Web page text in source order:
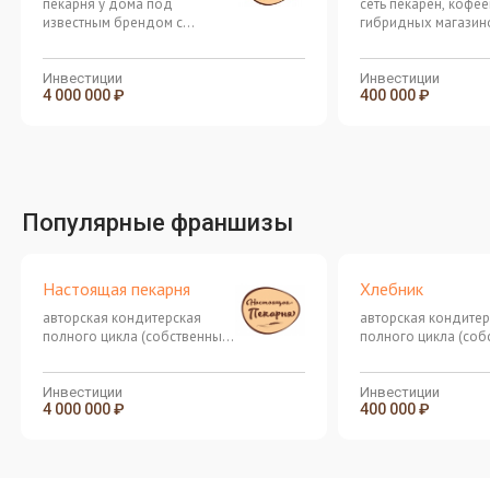
пекарня у дома под
известным брендом с
месяц!
Инвестиции
4 000 000 ₽
сеть пекарен,
гибридных
Инвестиции
400 000 ₽
Популярные франшизы
Настоящая пекарня
авторская кондитерская
полного цикла (собственные
Инвестиции
4 000 000 ₽
Хлебник
авторская
полного цикла
Инвестиции
400 000 ₽